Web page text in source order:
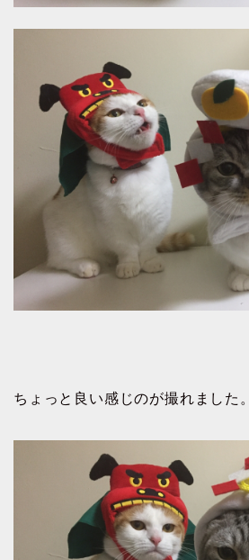
ちょっと良い感じのが撮れました。